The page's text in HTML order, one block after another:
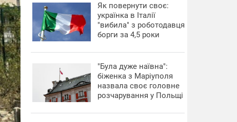
​Як повернути своє:
українка в Італії
"вибила" з роботодавця
борги за 4,5 роки
"Була дуже наївна":
біженка з Маріуполя
назвала своє головне
розчарування у Польщі